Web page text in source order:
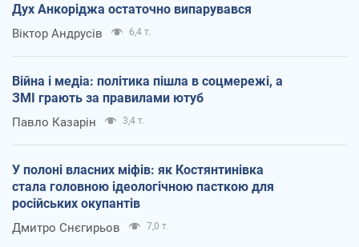
Дух Анкоріджа остаточно випарувався
Віктор Андрусів 6,4 т.
Війна і медіа: політика пішла в соцмережі, а
ЗМІ грають за правилами ютуб
Павло Казарін 3,4 т.
У полоні власних міфів: як Костянтинівка
стала головною ідеологічною пасткою для
російських окупантів
Дмитро Снєгирьов 7,0 т.